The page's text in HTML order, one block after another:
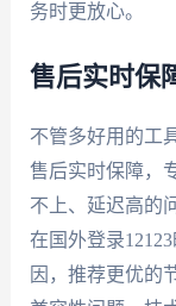
务时更放心。
售后实时保
不管多好用的工
售后实时保障，
不上、延迟高的
在国外登录
因，推荐更优的